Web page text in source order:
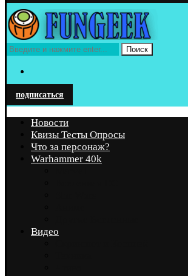
Поиск
подписаться
Новости
Квизы Тесты Опросы
Что за персонаж?
Warhammer 40k
Видео